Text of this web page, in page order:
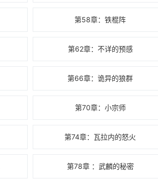
第58章：铁棍阵
第62章：不详的预感
第66章：诡异的狼群
第70章：小宗师
第74章：瓦拉内的怒火
第78章 ：武麟的秘密